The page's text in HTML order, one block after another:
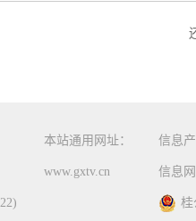
本站通用网址：
www.gxtv.cn
信息
信息
桂